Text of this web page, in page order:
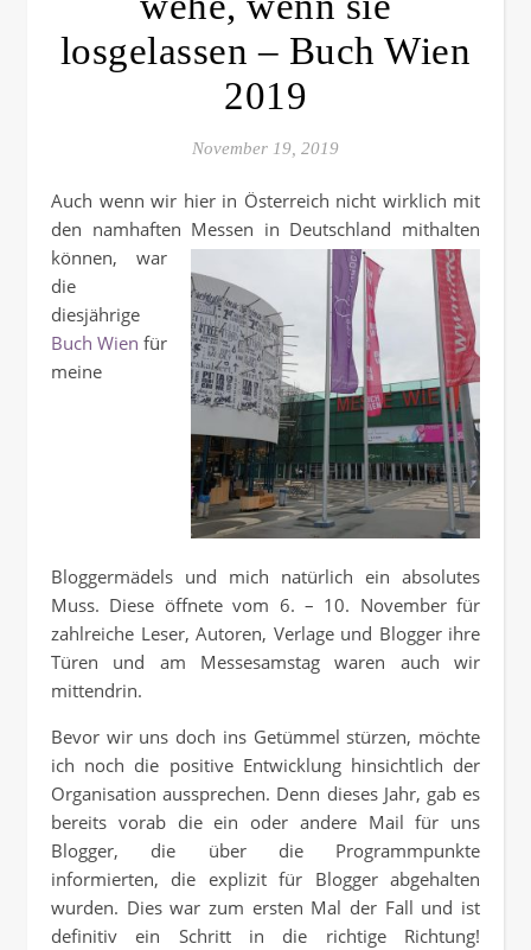
losgelassen – Buch Wien
2019
November 19, 2019
Auch wenn wir hier in Österreich nicht wirklich mit
den namhaften Messen in Deutschland mithalten
können, war
die
diesjährige
Buch Wien für
meine
Bloggermädels und mich natürlich ein absolutes
Muss. Diese öffnete vom 6. – 10. November für
zahlreiche Leser, Autoren, Verlage und Blogger ihre
Türen und am Messesamstag waren auch wir
mittendrin.
Bevor wir uns doch ins Getümmel stürzen, möchte
ich noch die positive Entwicklung hinsichtlich der
Organisation aussprechen. Denn dieses Jahr, gab es
bereits vorab die ein oder andere Mail für uns
Blogger, die über die Programmpunkte
informierten, die explizit für Blogger abgehalten
wurden. Dies war zum ersten Mal der Fall und ist
definitiv ein Schritt in die richtige Richtung!